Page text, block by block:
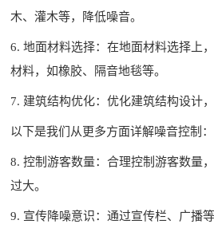
木、灌木等，降低噪音。
6. 地面材料选择：在地面材料选择上
材料，如橡胶、隔音地毯等。
7. 建筑结构优化：优化建筑结构设计
以下是我们从更多方面详解噪音控制：
8. 控制游客数量：合理控制游客数量
过大。
9. 宣传降噪意识：通过宣传栏、广播